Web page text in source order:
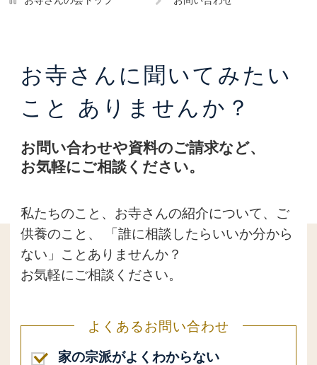
お寺さんに聞いてみたい
こと
ありませんか？
お問い合わせや資料のご請求など、
お気軽にご相談ください。
私たちのこと、お寺さんの紹介について、ご
供養のこと、
「誰に相談したらいいか分から
ない」ことありませんか？
お気軽にご相談ください。
よくあるお問い合わせ
家の宗派がよくわからない